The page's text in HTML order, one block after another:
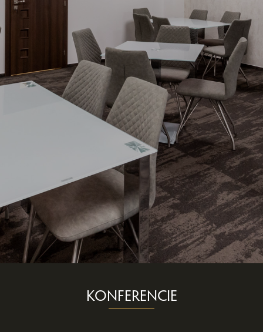
KONFERENCIE